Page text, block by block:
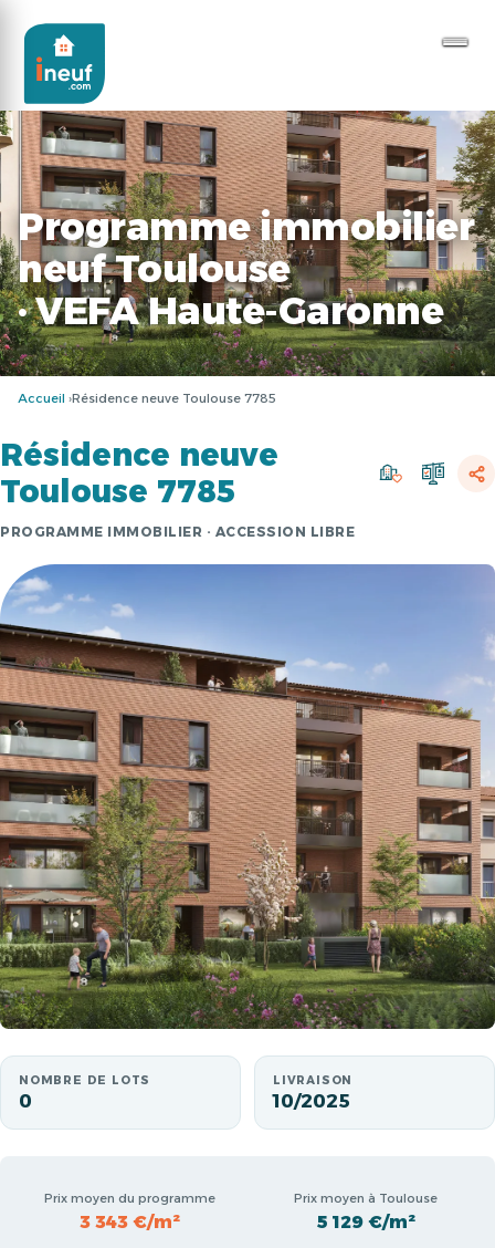
Programme immobilier
neuf Toulouse
· VEFA Haute-Garonne
Accueil Résidence neuve Toulouse 7785
Résidence neuve
Toulouse 7785
PROGRAMME IMMOBILIER · ACCESSION LIBRE
NOMBRE DE LOTS
0
LIVRAISON
10/2025
Prix moyen du programme
3 343 €/m²
Prix moyen à Toulouse
5 129 €/m²